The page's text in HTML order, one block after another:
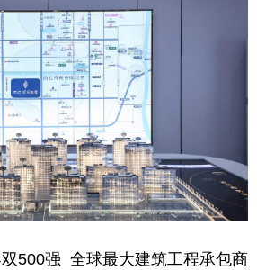
500强 全球最大建筑工程承包商